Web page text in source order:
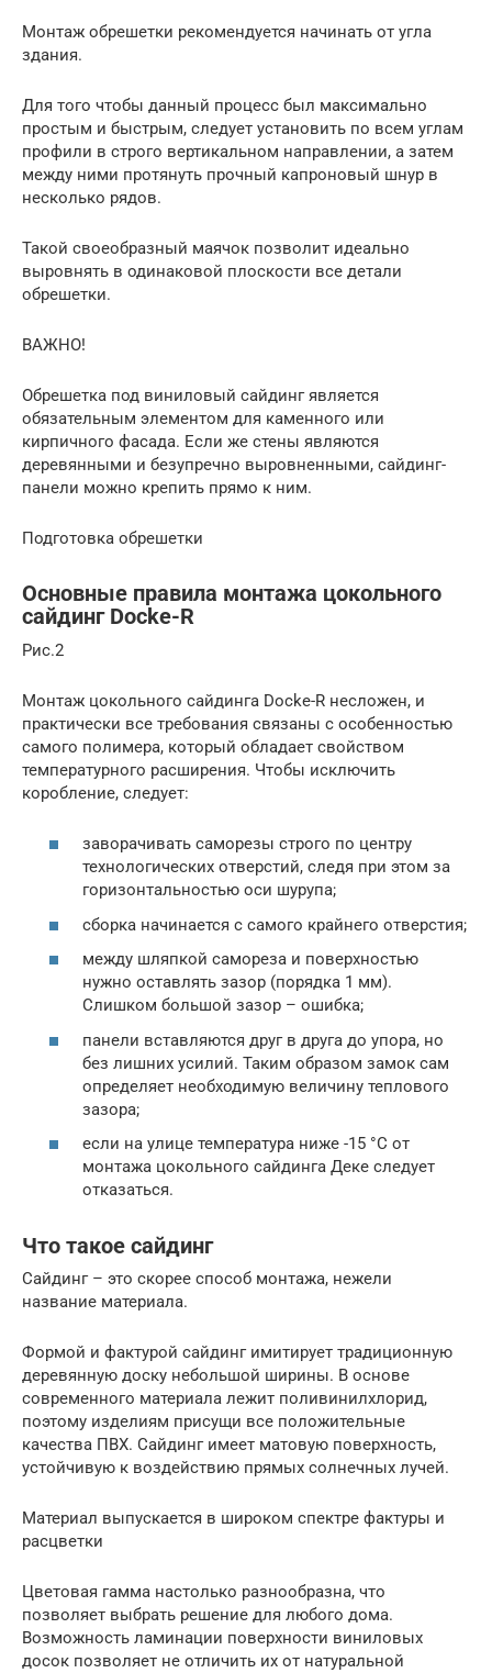
Монтаж обрешетки рекомендуется начинать от угла
здания.
Для того чтобы данный процесс был максимально
простым и быстрым, следует установить по всем углам
профили в строго вертикальном направлении, а затем
между ними протянуть прочный капроновый шнур в
несколько рядов.
Такой своеобразный маячок позволит идеально
выровнять в одинаковой плоскости все детали
обрешетки.
ВАЖНО!
Обрешетка под виниловый сайдинг является
обязательным элементом для каменного или
кирпичного фасада. Если же стены являются
деревянными и безупречно выровненными, сайдинг-
панели можно крепить прямо к ним.
Подготовка обрешетки
Основные правила монтажа цокольного
сайдинг Docke-R
Рис.2
Монтаж цокольного сайдинга Docke-R несложен, и
практически все требования связаны с особенностью
самого полимера, который обладает свойством
температурного расширения. Чтобы исключить
коробление, следует:
заворачивать саморезы строго по центру
технологических отверстий, следя при этом за
горизонтальностью оси шурупа;
сборка начинается с самого крайнего отверстия;
между шляпкой самореза и поверхностью
нужно оставлять зазор (порядка 1 мм).
Слишком большой зазор – ошибка;
панели вставляются друг в друга до упора, но
без лишних усилий. Таким образом замок сам
определяет необходимую величину теплового
зазора;
если на улице температура ниже -15 °С от
монтажа цокольного сайдинга Деке следует
отказаться.
Что такое сайдинг
Сайдинг – это скорее способ монтажа, нежели
название материала.
Формой и фактурой сайдинг имитирует традиционную
деревянную доску небольшой ширины. В основе
современного материала лежит поливинилхлорид,
поэтому изделиям присущи все положительные
качества ПВХ. Сайдинг имеет матовую поверхность,
устойчивую к воздействию прямых солнечных лучей.
Материал выпускается в широком спектре фактуры и
расцветки
Цветовая гамма настолько разнообразна, что
позволяет выбрать решение для любого дома.
Возможность ламинации поверхности виниловых
досок позволяет не отличить их от натуральной